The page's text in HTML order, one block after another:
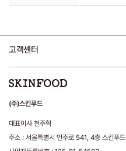
고객센터
(주)스킨푸드
대표이사 천주혁
주소 : 서울특별시 언주로 541, 4층 스킨푸드